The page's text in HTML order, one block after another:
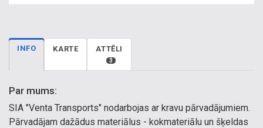
INFO KARTE ATTĒLI
3
Par mums:
SIA "Venta Transports" nodarbojas ar kravu pārvadājumiem.
Pārvadājam dažādus materiālus - kokmateriālu un šķeldas